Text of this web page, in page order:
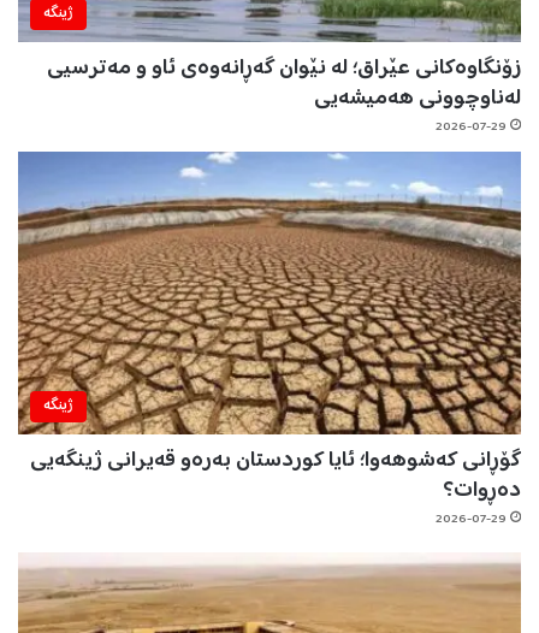
ژینگه‌
زۆنگاوەکانی عێراق؛ لە نێوان گەڕانەوەی ئاو و مەترسیی
لەناوچوونی هەمیشەیی
2026-07-29
ژینگه‌
گۆڕانی کەشوهەوا؛ ئایا کوردستان بەرەو قەیرانی ژینگەیی
دەڕوات؟
2026-07-29